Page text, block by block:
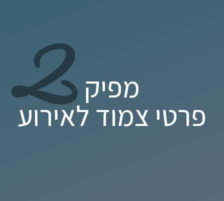
2 מפיק
פרטי צמוד לאירוע